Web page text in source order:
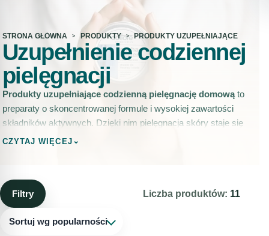
STRONA GŁÓWNA PRODUKTY PRODUKTY UZUPEŁNIAJĄCE
Uzupełnienie codziennej
pielęgnacji
Produkty uzupełniające codzienną pielęgnację domowąto
preparaty o skoncentrowanej formule i wysokiej zawartości
składników aktywnych. Dzięki nim pielęgnacja skóry staje się
łatwiejsza i efektywniejsza. Włączenie ich jest jednym z
CZYTAJ WIĘCEJ ⌄
Filtry Liczba produktów: 11
Sortuj wg popularności